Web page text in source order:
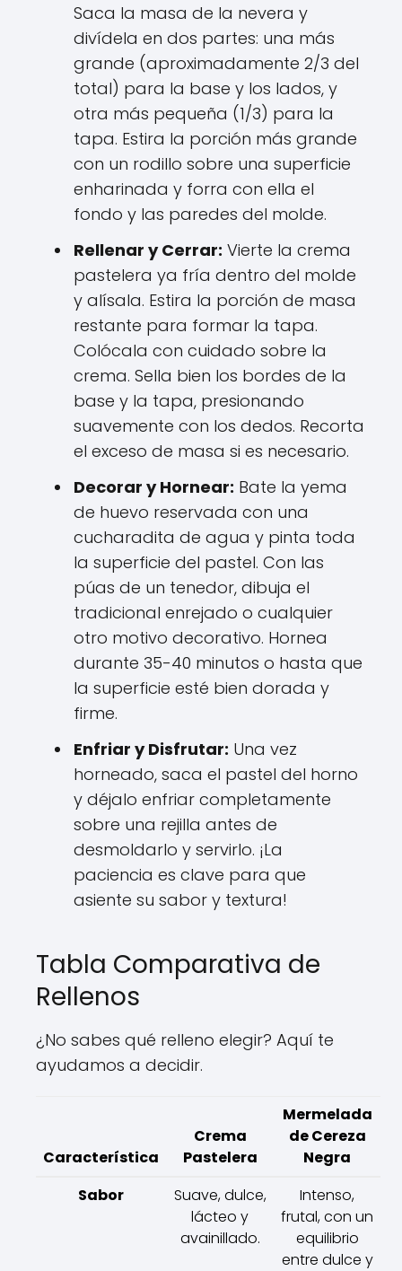
Saca la masa de la nevera y
divídela en dos partes: una más
grande (aproximadamente 2/3 del
total) para la base y los lados, y
otra más pequeña (1/3) para la
tapa. Estira la porción más grande
con un rodillo sobre una superficie
enharinada y forra con ella el
fondo y las paredes del molde.
Rellenar y Cerrar: Vierte la crema
pastelera ya fría dentro del molde
y alísala. Estira la porción de masa
restante para formar la tapa.
Colócala con cuidado sobre la
crema. Sella bien los bordes de la
base y la tapa, presionando
suavemente con los dedos. Recorta
el exceso de masa si es necesario.
Decorar y Hornear: Bate la yema
de huevo reservada con una
cucharadita de agua y pinta toda
la superficie del pastel. Con las
púas de un tenedor, dibuja el
tradicional enrejado o cualquier
otro motivo decorativo. Hornea
durante 35-40 minutos o hasta que
la superficie esté bien dorada y
firme.
Enfriar y Disfrutar: Una vez
horneado, saca el pastel del horno
y déjalo enfriar completamente
sobre una rejilla antes de
desmoldarlo y servirlo. ¡La
paciencia es clave para que
asiente su sabor y textura!
Tabla Comparativa de
Rellenos
¿No sabes qué relleno elegir? Aquí te
ayudamos a decidir.
Característica
Crema
Pastelera
Mermelada
de Cereza
Negra
Sabor
Suave, dulce,
lácteo y
avainillado.
Intenso,
frutal, con un
equilibrio
entre dulce y